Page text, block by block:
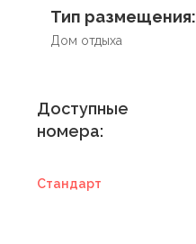
Тип размещения:
Дом отдыха
Доступные
номера:
Стандарт